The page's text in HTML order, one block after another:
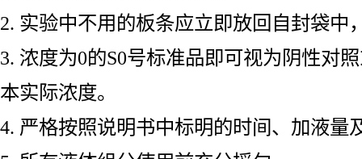
2. 实验中不用的板条应立即放回自封袋中
3. 浓度为0的S0号标准品即可视为阴性对
本实际浓度。
4. 严格按照说明书中标明的时间、加液量